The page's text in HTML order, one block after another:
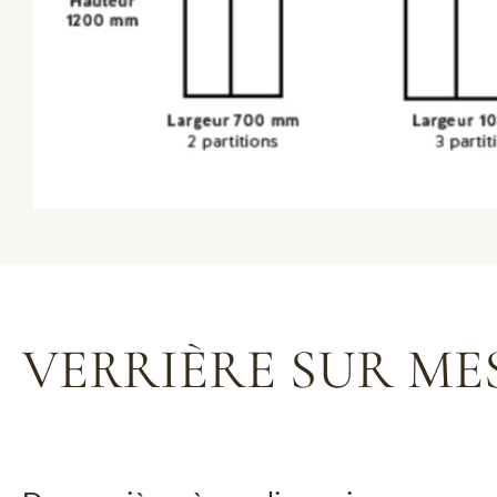
VERRIÈRE SUR